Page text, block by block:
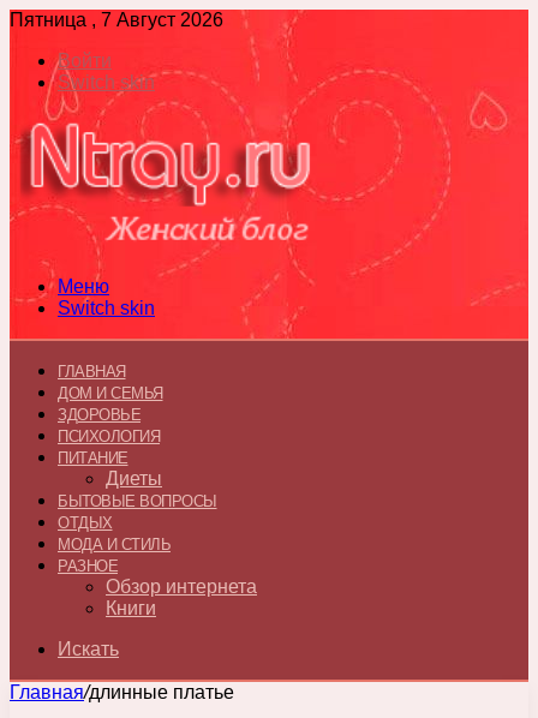
Пятница , 7 Август 2026
Войти
Switch skin
Меню
Switch skin
ГЛАВНАЯ
ДОМ И СЕМЬЯ
ЗДОРОВЬЕ
ПСИХОЛОГИЯ
ПИТАНИЕ
Диеты
БЫТОВЫЕ ВОПРОСЫ
ОТДЫХ
МОДА И СТИЛЬ
РАЗНОЕ
Обзор интернета
Книги
Искать
Главная/длинные платье